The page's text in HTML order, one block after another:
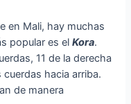
en Mali, hay muchas
popular es elKora.
11 de la derecha
cuerdas hacia arriba.
de manera